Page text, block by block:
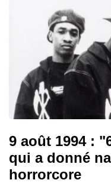
9 août 1994 :
qui a donné
horrorcore